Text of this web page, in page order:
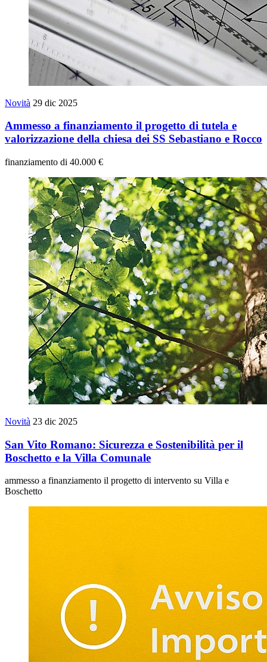
Novità 29 dic 2025
Ammesso a finanziamento il progetto di tutela e
valorizzazione della chiesa dei SS Sebastiano e Rocco
finanziamento di 40.000 €
Novità 23 dic 2025
San Vito Romano: Sicurezza e Sostenibilità per il
Boschetto e la Villa Comunale
ammesso a finanziamento il progetto di intervento su Villa e
Boschetto